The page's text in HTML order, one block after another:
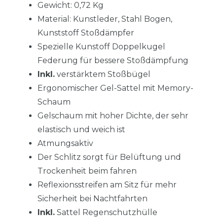
Gewicht: 0,72 Kg
Material: Kunstleder, Stahl Bogen,
Kunststoff Stoßdämpfer
Spezielle Kunstoff Doppelkugel
Federung für bessere Stoßdämpfung
Inkl. verstärktem Stoßbügel
Ergonomischer Gel-Sattel mit Memory-
Schaum
Gelschaum mit hoher Dichte, der sehr
elastisch und weich ist
Atmungsaktiv
Der Schlitz sorgt für Belüftung und
Trockenheit beim fahren
Reflexionsstreifen am Sitz für mehr
Sicherheit bei Nachtfahrten
Inkl. Sattel Regenschutzhülle